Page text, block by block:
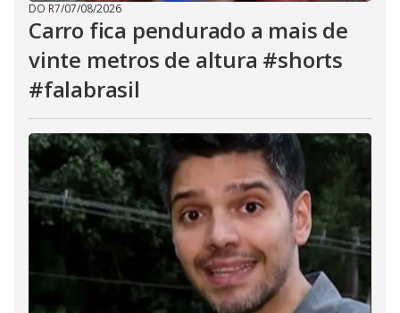
DO R7/07/08/2026
Carro fica pendurado a mais de
vinte metros de altura #shorts
#falabrasil